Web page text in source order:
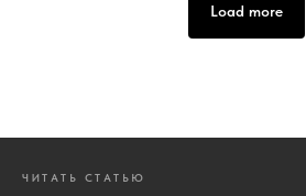
Load more
ЧИТАТЬ СТАТЬЮ